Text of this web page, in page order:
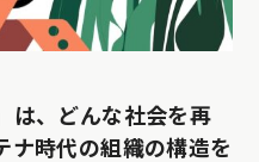
は、どんな社会を再
ナ時代の組織の構造を